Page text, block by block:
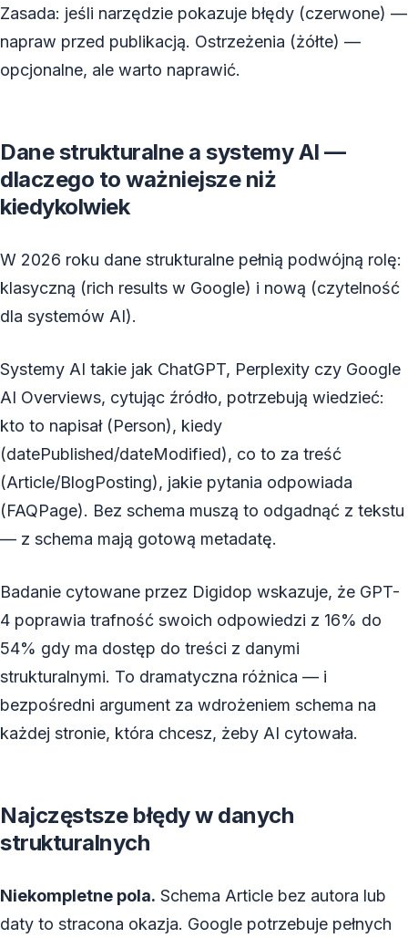
Zasada: jeśli narzędzie pokazuje błędy (czerwone) —
napraw przed publikacją. Ostrzeżenia (żółte) —
opcjonalne, ale warto naprawić.
Dane strukturalne a systemy AI —
dlaczego to ważniejsze niż
kiedykolwiek
W 2026 roku dane strukturalne pełnią podwójną rolę:
klasyczną (rich results w Google) i nową (czytelność
dla systemów AI).
Systemy AI takie jak ChatGPT, Perplexity czy Google
AI Overviews, cytując źródło, potrzebują wiedzieć:
kto to napisał (Person), kiedy
(datePublished/dateModified), co to za treść
(Article/BlogPosting), jakie pytania odpowiada
(FAQPage). Bez schema muszą to odgadnąć z tekstu
— z schema mają gotową metadatę.
Badanie cytowane przez Digidop wskazuje, że GPT-
4 poprawia trafność swoich odpowiedzi z 16% do
54% gdy ma dostęp do treści z danymi
strukturalnymi. To dramatyczna różnica — i
bezpośredni argument za wdrożeniem schema na
każdej stronie, która chcesz, żeby AI cytowała.
Najczęstsze błędy w danych
strukturalnych
Niekompletne pola. Schema Article bez autora lub
daty to stracona okazja. Google potrzebuje pełnych